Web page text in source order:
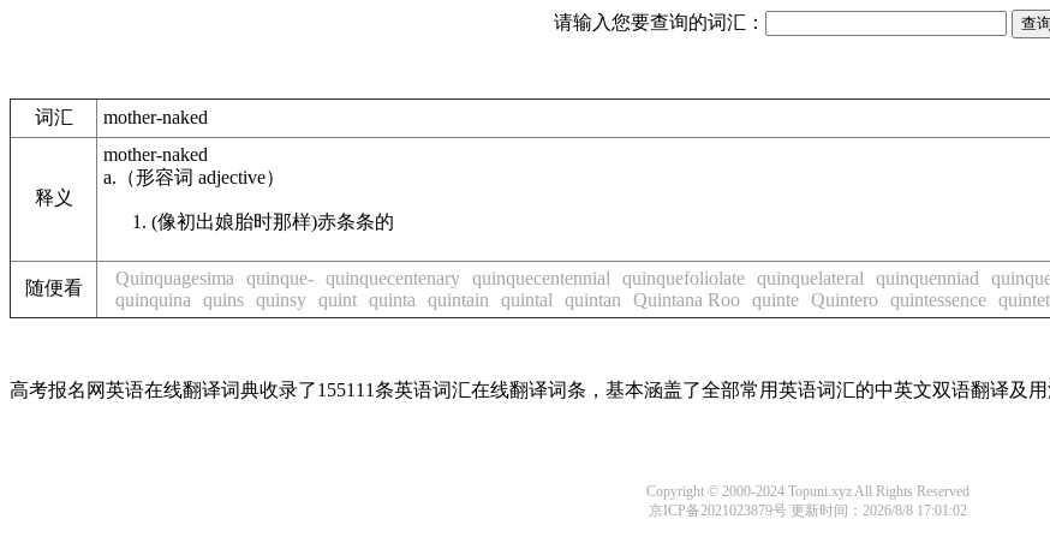
请输入您要查询的词汇：
词汇 mother-naked
释义
mother-naked
a. （形容词 adjective）
(像初出娘胎时那样)赤条条的
随便看 Quinquagesima quinque- quinquecentenary quinquecentennial quinquefoliolate quinquelateral quinquenniad
quinquina
quins quinsy quint quinta quintain quintal quintan Quintana Roo quinte Quintero quintessence quintet
高考报名网英语在线翻译词典收录了155111条英语词汇在线翻译词条，基本涵盖了全部常用英语词汇的中英文双语翻译及用
Copyright © 2000-2024 Topuni.xyz All Rights Reserved
京ICP备2021023879号更新时间：2026/8/8 17:01:02